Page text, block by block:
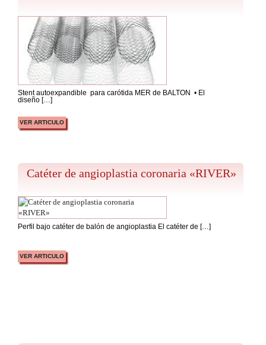
Stent autoexpandible para carótida MER de BALTON • El
diseño […]
VER ARTICULO
Catéter de angioplastia coronaria «RIVER»
Perfil bajo catéter de balón de angioplastia El catéter de […]
VER ARTICULO